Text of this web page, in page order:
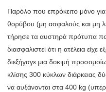
Παρόλο που επρόκειτο μόνο για
θορύβου (μη ασφαλούς και μη
τήρησε τα αυστηρά πρότυπα
διασφαλιστεί ότι η ατέλεια
διεξήγαγε μια δοκιμή
κλίσης 300 κύκλων διάρκειας
να αυξάνονται στα 400 kg